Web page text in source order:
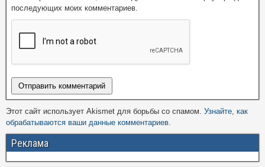
последующих моих комментариев.
Этот сайт использует Akismet для борьбы со спамом. Узнайте, как
обрабатываются ваши данные комментариев.
Реклама